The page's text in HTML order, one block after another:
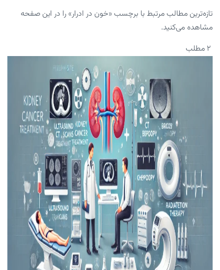
تازه‌ترین مطالب مرتبط با برچسب «خون در ادرار» را در این صفحه
مشاهده می‌کنید.
۲ مطلب